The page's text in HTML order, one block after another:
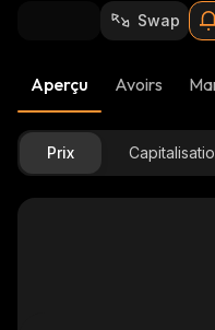
Swap
Aperçu Avoirs
Prix